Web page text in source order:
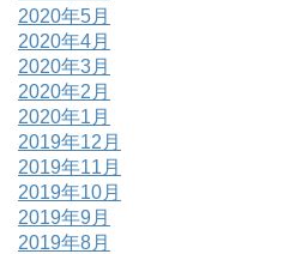
2020年5月
2020年4月
2020年3月
2020年2月
2020年1月
2019年12月
2019年11月
2019年10月
2019年9月
2019年8月